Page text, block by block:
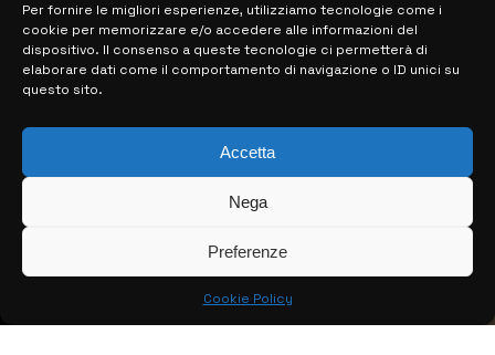
Per fornire le migliori esperienze, utilizziamo tecnologie come i
cookie per memorizzare e/o accedere alle informazioni del
dispositivo. Il consenso a queste tecnologie ci permetterà di
elaborare dati come il comportamento di navigazione o ID unici su
questo sito.
Accetta
Nega
Preferenze
Cookie Policy
MAPPA DEL SITO
> NOTIZIE